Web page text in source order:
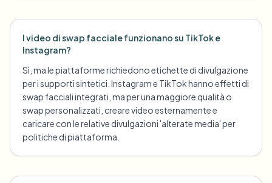
I video di swap facciale funzionano su TikTok e
Instagram?
Sì, ma le piattaforme richiedono etichette di divulgazione
per i supporti sintetici. Instagram e TikTok hanno effetti di
swap facciali integrati, ma per una maggiore qualità o
swap personalizzati, creare video esternamente e
caricare con le relative divulgazioni 'alterate media' per
politiche di piattaforma.